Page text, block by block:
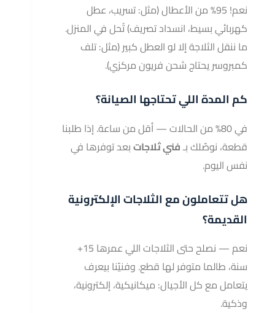
نعم! 95% من الأعطال (مثل: تسريب، عطل
كهربائي بسيط، انسداد تصريف) تُحل في المنزل.
ما ننقل الثلاجة إلا لو العطل كبير (مثل: تلف
كمبروسر يحتاج شحن فريون مركزي).
كم المدة اللي تحتاجها الصيانة؟
في 80% من الحالات — أقل من ساعة. إذا طلبنا
قطعة، نوصّلك بـفني ثلاجاتبعد توفرها في
نفس اليوم.
هل تتعاملون مع الثلاجات الإلكترونية
القديمة؟
نعم — نصلح حتى الثلاجات اللي عمرها 15+
سنة، طالما متوفر لها قطع. وفنيّنا بيعرف
يتعامل مع كل الأجيال: ميكانيكية، إلكترونية،
وذكية.